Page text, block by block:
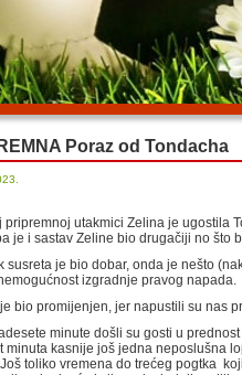
Poraz od Tondacha
pripremnoj utakmici Zelina je ugostila
je i sastav Zeline bio drugačiji no što
susreta je bio dobar, onda je nešto
izgradnje pravog napada.
bio promijenjen, jer napustili su nas
minute došli su gosti u
minuta kasnije još jedna neposlušna
toliko vremena do trećeg pogtka